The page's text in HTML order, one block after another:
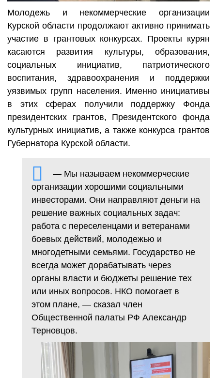
Молодежь и некоммерческие организации
Курской области продолжают активно принимать
участие в грантовых конкурсах. Проекты курян
касаются развития культуры, образования,
социальных инициатив, патриотического
воспитания, здравоохранения и поддержки
уязвимых групп населения. Именно инициативы
в этих сферах получили поддержку Фонда
президентских грантов, Президентского фонда
культурных инициатив, а также конкурса грантов
Губернатора Курской области.
— Мы называем некоммерческие
организации хорошими социальными
инвесторами. Они направляют деньги на
решение важных социальных задач:
работа с переселенцами и ветеранами
боевых действий, молодежью и
многодетными семьями. Государство не
всегда может дорабатывать через
органы власти и бюджеты решение тех
или иных вопросов. НКО помогает в
этом плане, — сказал член
Общественной палаты РФ Александр
Терновцов.